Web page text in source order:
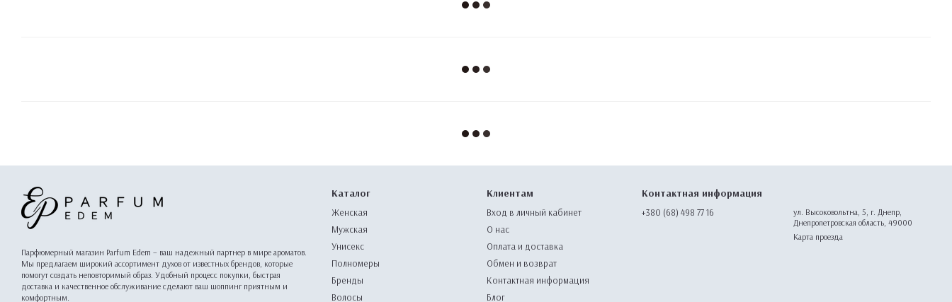
Парфюмерный магазин Parfum Edem – ваш надежный партнер в мире ароматов.
Мы предлагаем широкий ассортимент духов от известных брендов, которые
помогут создать неповторимый образ. Удобный процесс покупки, быстрая
доставка и качественное обслуживание сделают ваш шоппинг приятным и
комфортным.
Каталог
Женская
Мужская
Унисекс
Полномеры
Бренды
Волосы
Клиентам
Вход в личный кабинет
О нас
Оплата и доставка
Обмен и возврат
Контактная информация
Блог
Контактная информация
+380 (68) 498 77 16
ул. Высоковольтна, 5, г. Днепр,
Днепропетровская область, 49000
Карта проезда